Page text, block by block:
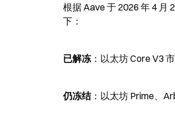
根据 Aave 于 2026 年 4 月
下：
已解冻：以太坊 Core V3
仍冻结：以太坊 Prime、